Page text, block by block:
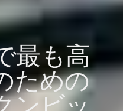
最も高
ための